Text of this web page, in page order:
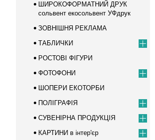
ШИРОКОФОРМАТНИЙ ДРУК
сольвент екосольвент УФдрук
ЗОВНІШНЯ РЕКЛАМА
ТАБЛИЧКИ
РОСТОВІ ФІГУРИ
ФОТОФОНИ
ШОПЕРИ ЕКОТОРБИ
ПОЛІГРАФІЯ
СУВЕНІРНА ПРОДУКЦІЯ
КАРТИНИ в інтер'єр